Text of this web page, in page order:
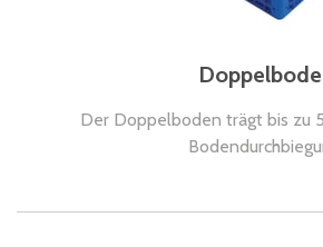
Der Doppelboden trägt bis zu